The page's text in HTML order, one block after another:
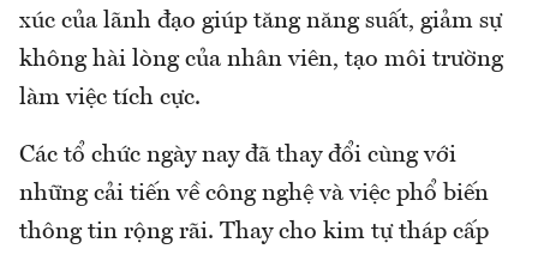
xúc của lãnh đạo giúp tăng năng suất, giảm sự
không hài lòng của nhân viên, tạo môi trường
làm việc tích cực.
Các tổ chức ngày nay đã thay đổi cùng với
những cải tiến về công nghệ và việc phổ biến
thông tin rộng rãi. Thay cho kim tự tháp cấp